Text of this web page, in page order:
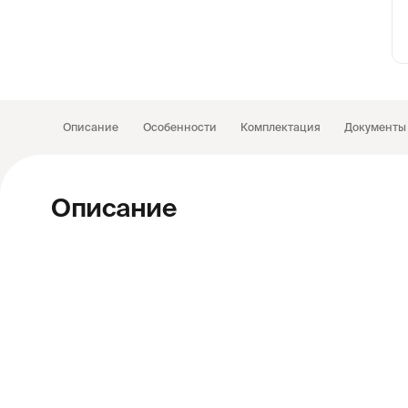
Описание Особенности Комплектация Документы
Описание